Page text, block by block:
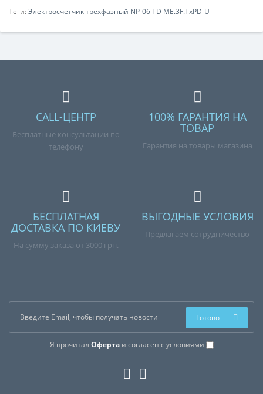
Теги:Электросчетчик трехфазный NP-06 TD ME.3F.TxPD-U
CALL-ЦЕНТР
Бесплатные консультации по
телефону
100% ГАРАНТИЯ НА
ТОВАР
Гарантия на товары магазина
БЕСПЛАТНАЯ
ДОСТАВКА ПО КИЕВУ
На сумму заказа от 3000 грн.
ВЫГОДНЫЕ УСЛОВИЯ
Предлагаем сотрудничество
Я прочитал Офертаи согласен с условиями
Готово